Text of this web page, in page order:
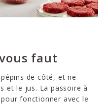
faut
de côté, et ne
et le jus. La passoire à
fonctionner avec le